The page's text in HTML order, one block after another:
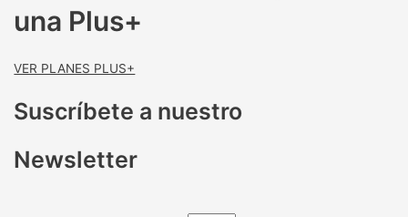
una Plus+
VER PLANES PLUS+
Suscríbete a nuestro
Newsletter